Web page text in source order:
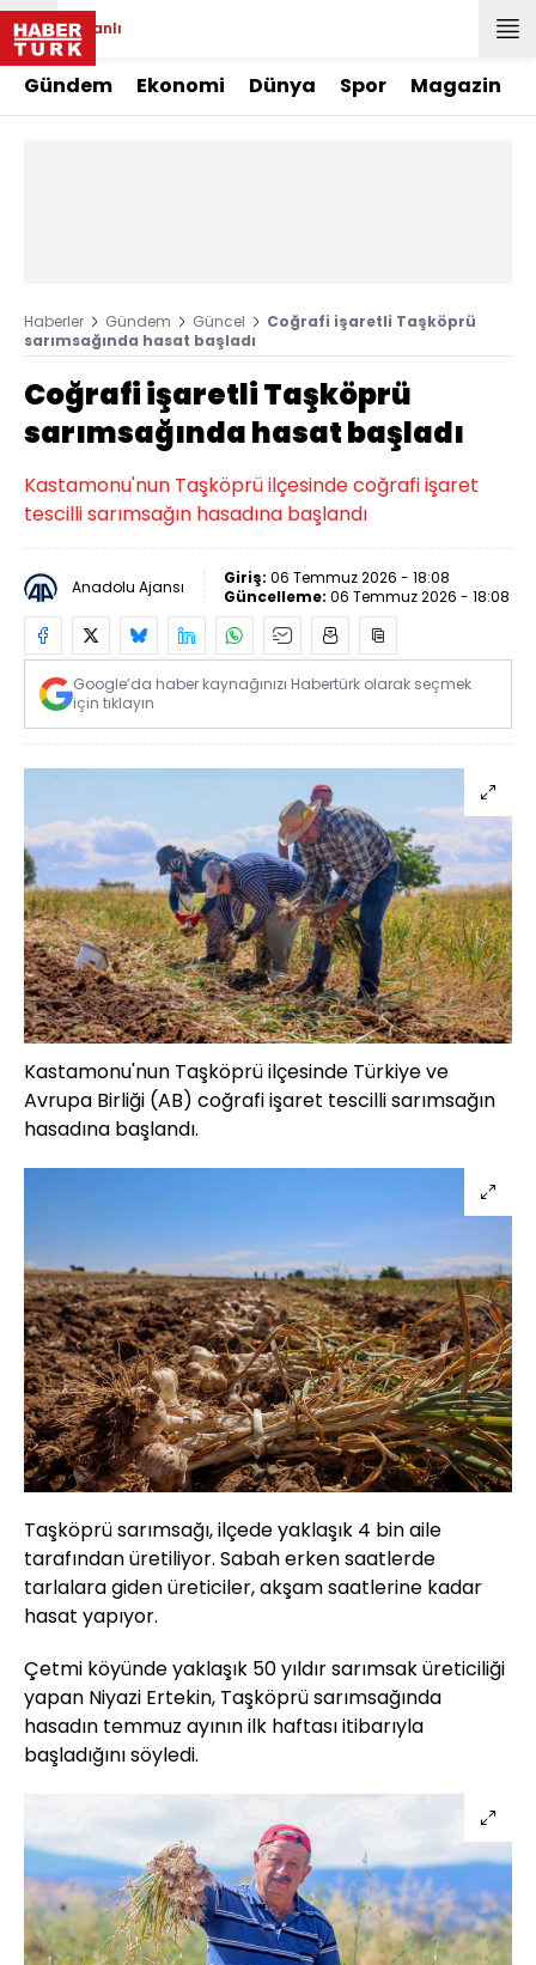
Canlı
Gündem Ekonomi Dünya Spor Magazin
Haberler Gündem Güncel
Coğrafi işaretli Taşköprü
sarımsağında hasat başladı
Coğrafi işaretli Taşköprü
sarımsağında hasat başladı
Kastamonu'nun Taşköprü ilçesinde coğrafi işaret
tescilli sarımsağın hasadına başlandı
Anadolu Ajansı Giriş: 06 Temmuz 2026 - 18:08
Güncelleme: 06 Temmuz 2026 - 18:08
Google’da haber kaynağınızı Habertürk olarak seçmek
için tıklayın
Kastamonu'nun Taşköprü ilçesinde Türkiye ve
Avrupa Birliği (AB) coğrafi işaret tescilli sarımsağın
hasadına başlandı.
Taşköprü sarımsağı, ilçede yaklaşık 4 bin aile
tarafından üretiliyor. Sabah erken saatlerde
tarlalara giden üreticiler, akşam saatlerine kadar
hasat yapıyor.
Çetmi köyünde yaklaşık 50 yıldır sarımsak üreticiliği
yapan Niyazi Ertekin, Taşköprü sarımsağında
hasadın temmuz ayının ilk haftası itibarıyla
başladığını söyledi.